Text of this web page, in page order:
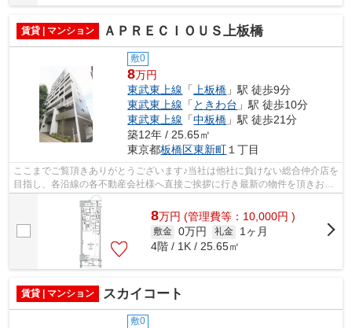
賃貸 | マンション ＡＰＲＥＣＩＯＵＳ上板橋
敷0
8万円
東武東上線 「 上板橋 」駅 徒歩9分
東武東上線 「ときわ台 」駅 徒歩10分
東武東上線 「中板橋 」駅 徒歩21分
築12年 / 25.65㎡
東京都板橋区東新町 １丁目
ここまでご覧頂きありがとうございます♪当社は他社に負けない総合仲介店を
目指し、各沿線の各不動産会社様へ直接ご挨拶に行き最新の物件を頂きお客
様へ提供しております！最新の情報は...
8万円 (管理費等：10,000円 )
敷金 0万円 礼金
1ヶ月
4階 / 1K / 25.65㎡
賃貸 | マンション スカイコート
敷0